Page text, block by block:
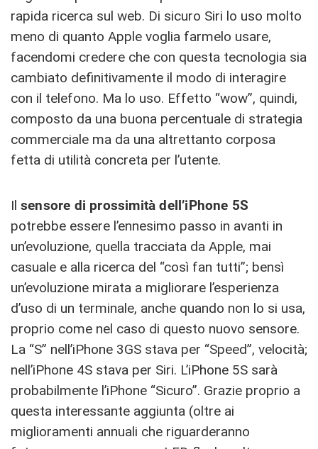
rapida ricerca sul web. Di sicuro Siri lo uso molto
meno di quanto Apple voglia farmelo usare,
facendomi credere che con questa tecnologia sia
cambiato definitivamente il modo di interagire
con il telefono. Ma lo uso. Effetto “wow”, quindi,
composto da una buona percentuale di strategia
commerciale ma da una altrettanto corposa
fetta di utilità concreta per l’utente.
Il sensore di prossimità dell’iPhone 5S
potrebbe essere l’ennesimo passo in avanti in
un’evoluzione, quella tracciata da Apple, mai
casuale e alla ricerca del “così fan tutti”; bensì
un’evoluzione mirata a migliorare l’esperienza
d’uso di un terminale, anche quando non lo si usa,
proprio come nel caso di questo nuovo sensore.
La “S” nell’iPhone 3GS stava per “Speed”, velocità;
nell’iPhone 4S stava per Siri. L’iPhone 5S sarà
probabilmente l’iPhone “Sicuro”. Grazie proprio a
questa interessante aggiunta (oltre ai
miglioramenti annuali che riguarderanno